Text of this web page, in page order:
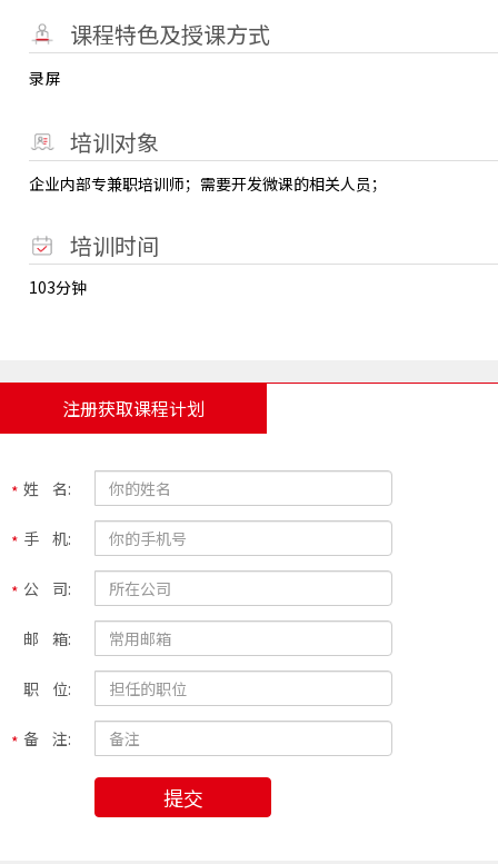
课程特色及授课方式
录屏
培训对象
企业内部专兼职培训师；需要开发微课的相关人员；
培训时间
103分钟
注册获取课程计划
姓 名:
手 机:
公 司:
邮 箱:
职 位:
备 注:
提交